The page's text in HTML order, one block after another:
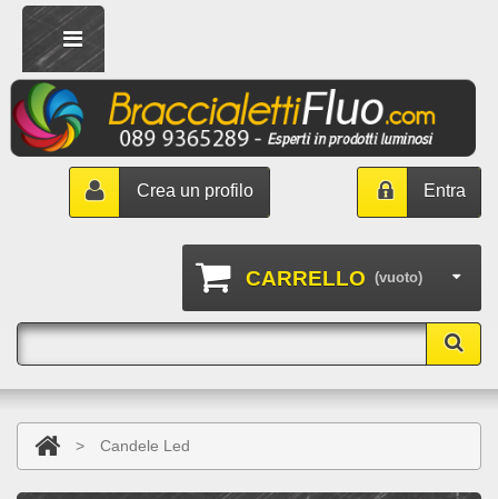
Entra
Crea un profilo
CARRELLO (vuoto)
> Candele Led